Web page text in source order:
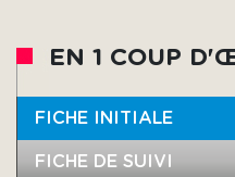
EN 1 COUP
FICHE INITIALE
FICHE DE SUIVI